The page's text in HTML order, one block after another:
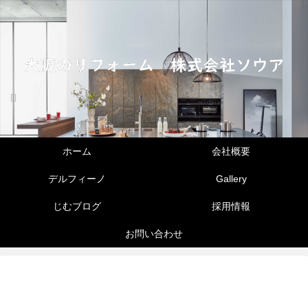
ホーム 会社概要
デルフィーノ Gallery
じむブログ 採用情報
お問い合わせ